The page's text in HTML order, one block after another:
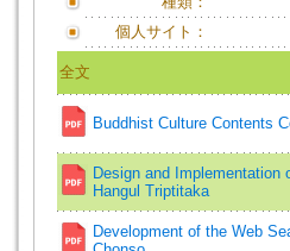
個人サイト：
全文
Buddhist Culture Contents
Design and
Hangul Triptitaka
Development of the Web